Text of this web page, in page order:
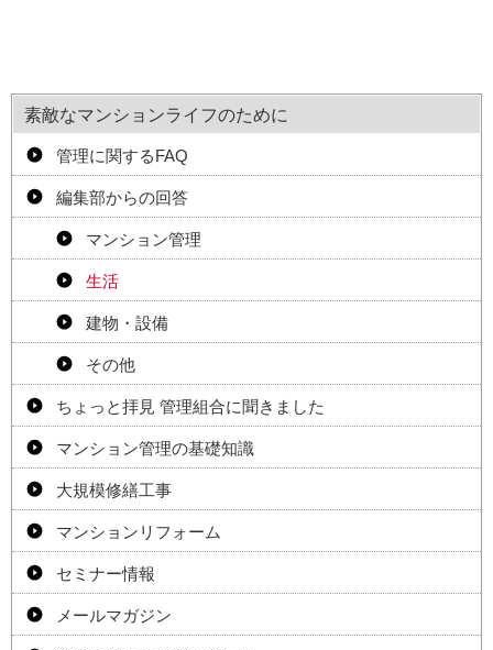
素敵なマンションライフのために
管理に関するFAQ
編集部からの回答
マンション管理
生活
建物・設備
その他
ちょっと拝見 管理組合に聞きました
マンション管理の基礎知識
大規模修繕工事
マンションリフォーム
セミナー情報
メールマガジン